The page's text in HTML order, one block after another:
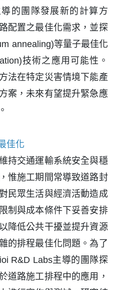
的團隊發展新的計算方
配置之最佳化需求，並探
annealing)等量子最佳化
技術之應用可能性。
法在特定災害情境下能產
案，未來有望提升緊急應
佳化
持交通運輸系統安全與穩
惟施工期間常導致道路封
民眾生活與經濟活動造成
制與成本條件下妥善安排
降低公共干擾並提升資源
的排程最佳化問題。為了
R&D Labs主導的團隊探
道路施工排程中的應用，